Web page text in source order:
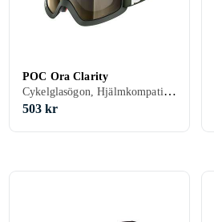
POC Ora Clarity
Cykelglasögon, Hjälmkompatibel, Vuxen
503 kr